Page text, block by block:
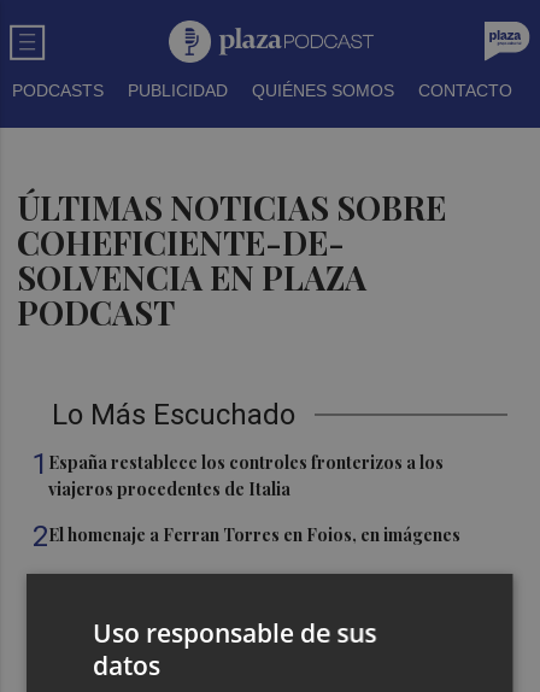
PODCASTS PUBLICIDAD QUIÉNES SOMOS CONTACTO
ÚLTIMAS NOTICIAS SOBRE
COHEFICIENTE-DE-
SOLVENCIA EN PLAZA
PODCAST
Lo Más Escuchado
1 España restablece los controles fronterizos a los
viajeros procedentes de Italia
2El homenaje a Ferran Torres en Foios, en imágenes
pueblo: "Allá donde voy siempre digo que soy de Foios"
Foios se vuelca con Ferran Torres
Uso responsable de sus
datos